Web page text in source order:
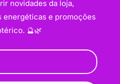
novidades da loja,
energéticas e promoções
🔮🌿